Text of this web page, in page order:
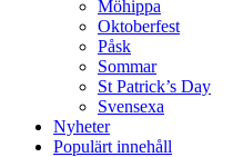
Möhippa
Oktoberfest
Påsk
Sommar
St Patrick’s Day
Svensexa
Nyheter
Populärt innehåll